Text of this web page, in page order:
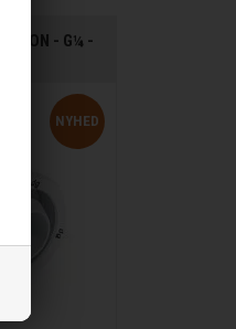
ON - G¼ -
NYHED